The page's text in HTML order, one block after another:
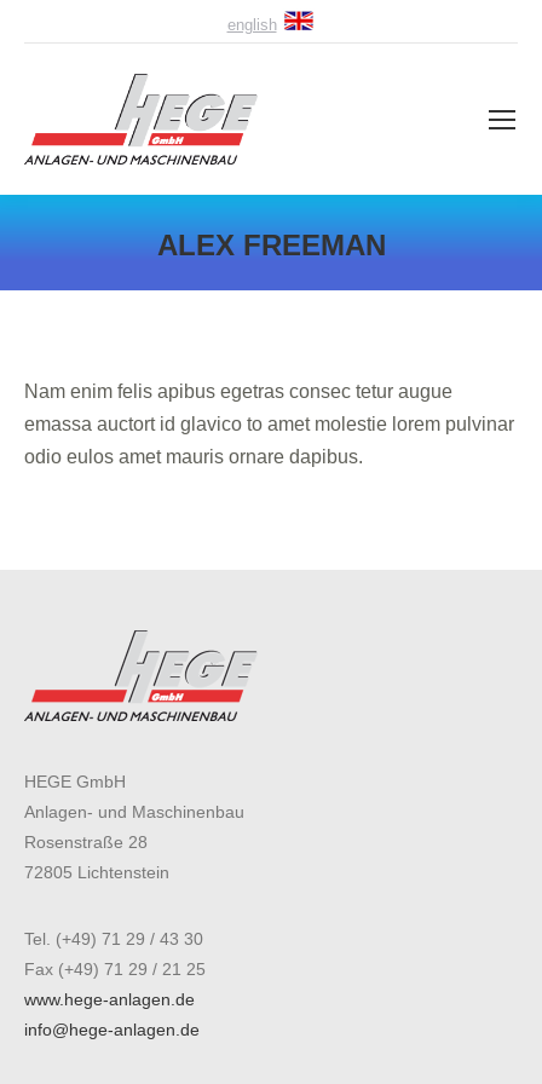
english
ALEX FREEMAN
Nam enim felis apibus egetras consec tetur augue
emassa auctort id glavico to amet molestie lorem pulvinar
odio eulos amet mauris ornare dapibus.
HEGE GmbH
Anlagen- und Maschinenbau
Rosenstraße 28
72805 Lichtenstein
Tel. (+49) 71 29 / 43 30
Fax (+49) 71 29 / 21 25
www.hege-anlagen.de
info@hege-anlagen.de